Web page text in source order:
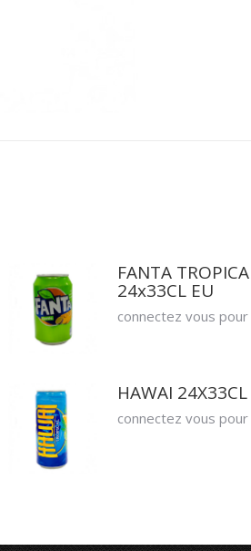
FANTA
24x33CL EU
connectez vous
HAWAI 24X33CL
connectez vous